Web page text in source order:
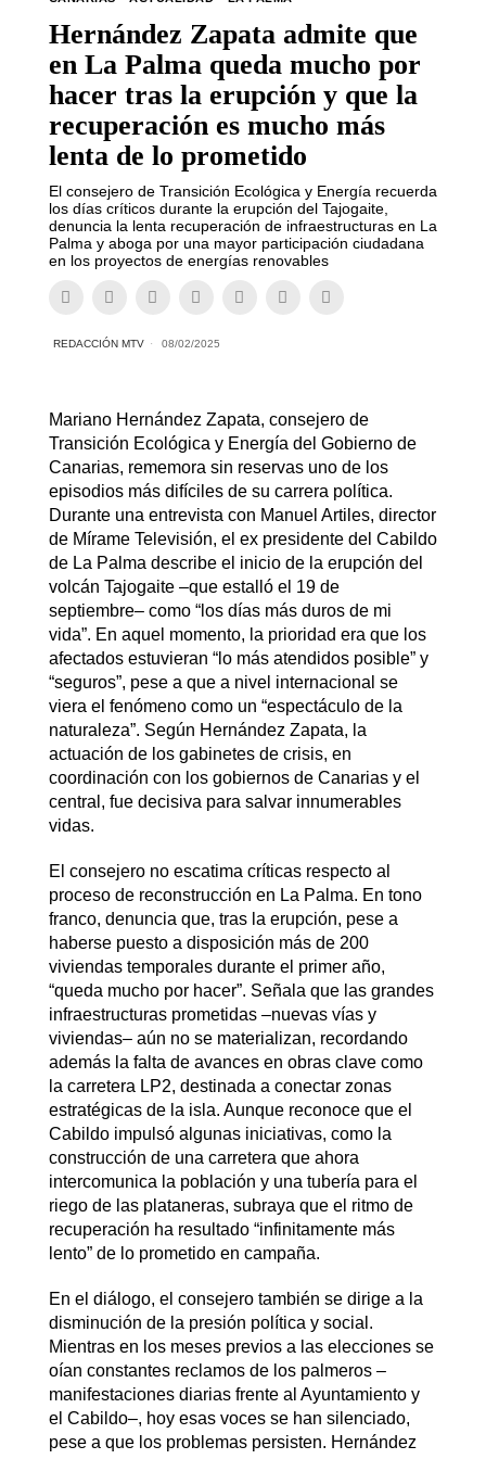
Hernández Zapata admite que
en La Palma queda mucho por
hacer tras la erupción y que la
recuperación es mucho más
lenta de lo prometido
El consejero de Transición Ecológica y Energía recuerda
los días críticos durante la erupción del Tajogaite,
denuncia la lenta recuperación de infraestructuras en La
Palma y aboga por una mayor participación ciudadana
en los proyectos de energías renovables
REDACCIÓN MTV 08/02/2025
Mariano Hernández Zapata, consejero de
Transición Ecológica y Energía del Gobierno de
Canarias, rememora sin reservas uno de los
episodios más difíciles de su carrera política.
Durante una entrevista con Manuel Artiles, director
de Mírame Televisión, el ex presidente del Cabildo
de La Palma describe el inicio de la erupción del
volcán Tajogaite –que estalló el 19 de
septiembre– como “los días más duros de mi
vida”. En aquel momento, la prioridad era que los
afectados estuvieran “lo más atendidos posible” y
“seguros”, pese a que a nivel internacional se
viera el fenómeno como un “espectáculo de la
naturaleza”. Según Hernández Zapata, la
actuación de los gabinetes de crisis, en
coordinación con los gobiernos de Canarias y el
central, fue decisiva para salvar innumerables
vidas.
El consejero no escatima críticas respecto al
proceso de reconstrucción en La Palma. En tono
franco, denuncia que, tras la erupción, pese a
haberse puesto a disposición más de 200
viviendas temporales durante el primer año,
“queda mucho por hacer”. Señala que las grandes
infraestructuras prometidas –nuevas vías y
viviendas– aún no se materializan, recordando
además la falta de avances en obras clave como
la carretera LP2, destinada a conectar zonas
estratégicas de la isla. Aunque reconoce que el
Cabildo impulsó algunas iniciativas, como la
construcción de una carretera que ahora
intercomunica la población y una tubería para el
riego de las plataneras, subraya que el ritmo de
recuperación ha resultado “infinitamente más
lento” de lo prometido en campaña.
En el diálogo, el consejero también se dirige a la
disminución de la presión política y social.
Mientras en los meses previos a las elecciones se
oían constantes reclamos de los palmeros –
manifestaciones diarias frente al Ayuntamiento y
el Cabildo–, hoy esas voces se han silenciado,
pese a que los problemas persisten. Hernández